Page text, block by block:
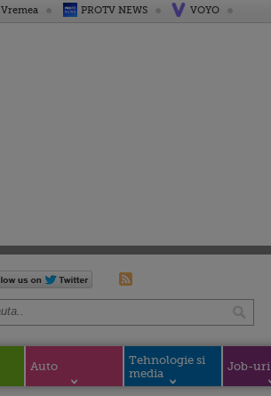
Vremea PROTV NEWS VOYO
Auto
Tehnologie si
media
Job-uri